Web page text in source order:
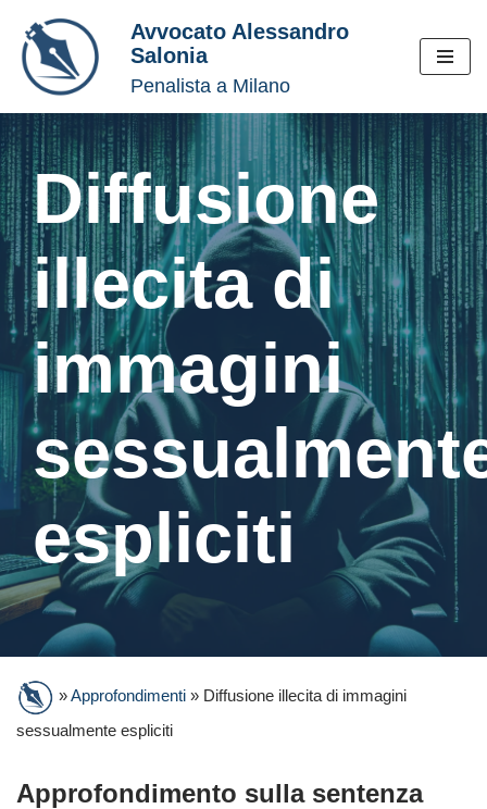
Vai
al
contenuto
Avvocato Alessandro
Salonia
Penalista a Milano
Diffusione
illecita di
immagini
espliciti
»Approfondimenti » Diffusione illecita di immagini
sessualmente espliciti
Approfondimento sulla sentenza